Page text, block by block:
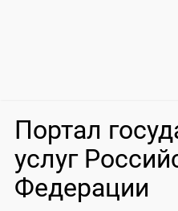
Портал
услуг
Федерации